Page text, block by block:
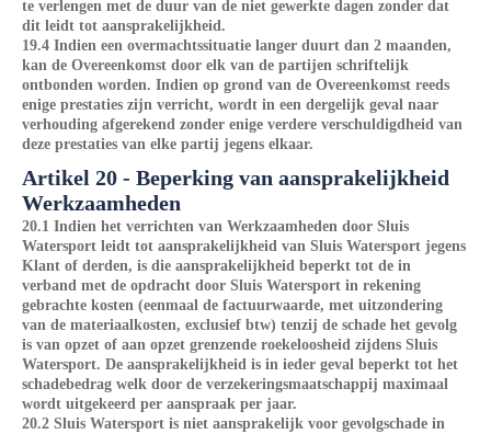
te verlengen met de duur van de niet gewerkte dagen zonder dat
dit leidt tot aansprakelijkheid.
19.4 Indien een overmachtssituatie langer duurt dan 2 maanden,
kan de Overeenkomst door elk van de partijen schriftelijk
ontbonden worden. Indien op grond van de Overeenkomst reeds
enige prestaties zijn verricht, wordt in een dergelijk geval naar
verhouding afgerekend zonder enige verdere verschuldigdheid van
deze prestaties van elke partij jegens elkaar.
Artikel 20 - Beperking van aansprakelijkheid
Werkzaamheden
20.1 Indien het verrichten van Werkzaamheden door Sluis
Watersport leidt tot aansprakelijkheid van Sluis Watersport jegens
Klant of derden, is die aansprakelijkheid beperkt tot de in
verband met de opdracht door Sluis Watersport in rekening
gebrachte kosten (eenmaal de factuurwaarde, met uitzondering
van de materiaalkosten, exclusief btw) tenzij de schade het gevolg
is van opzet of aan opzet grenzende roekeloosheid zijdens Sluis
Watersport. De aansprakelijkheid is in ieder geval beperkt tot het
schadebedrag welk door de verzekeringsmaatschappij maximaal
wordt uitgekeerd per aanspraak per jaar.
20.2 Sluis Watersport is niet aansprakelijk voor gevolgschade in